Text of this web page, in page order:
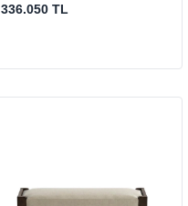
336.050 TL